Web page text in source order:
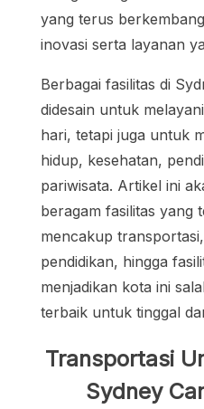
yang terus
inovasi serta layanan
Berbagai fasilitas di
didesain untuk
hari, tetapi juga untuk
hidup, kesehatan,
pariwisata. Artikel ini
beragam fasilitas yang
mencakup
pendidikan, hingga
menjadikan kota ini
terbaik untuk tinggal
Transportasi
Sydney